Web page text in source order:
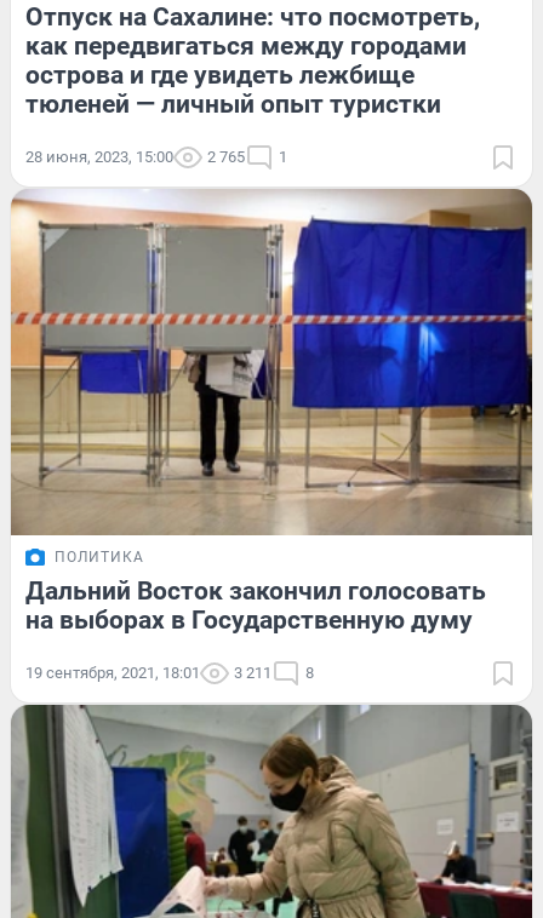
Отпуск на Сахалине: что посмотреть,
как передвигаться между городами
острова и где увидеть лежбище
тюленей — личный опыт туристки
28 июня, 2023, 15:00 2 765 1
ПОЛИТИКА
Дальний Восток закончил голосовать
на выборах в Государственную думу
19 сентября, 2021, 18:01 3 211 8